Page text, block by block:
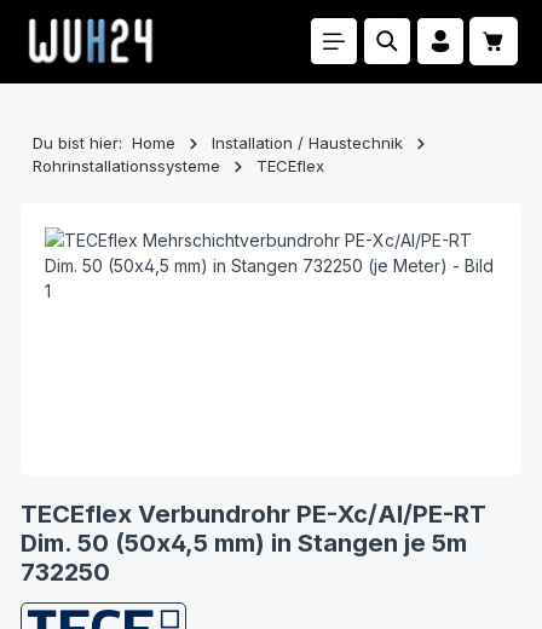
Zum Hauptinhalt springen
Du bist hier: Home
Installation / Haustechnik
Rohrinstallationssysteme
TECEflex
TECEflex Verbundrohr PE-Xc/Al/PE-RT
Dim. 50 (50x4,5 mm) in Stangen je 5m
732250